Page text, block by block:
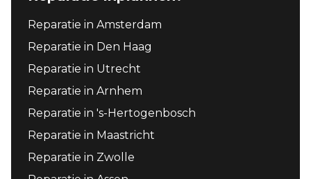
Reparatie in Amsterdam
Reparatie in Den Haag
Reparatie in Utrecht
Reparatie in Arnhem
Reparatie in 's-Hertogenbosch
Reparatie in Maastricht
Reparatie in Zwolle